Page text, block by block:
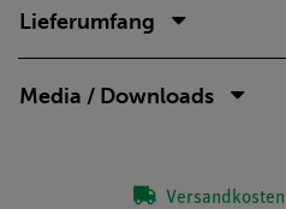
Lieferumfang
Media / Downloads